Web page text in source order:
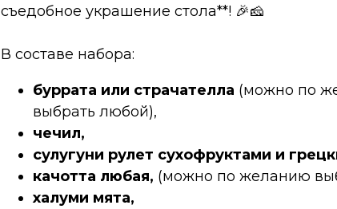
съедобное украшение стола**! 🎉🧀
В составе набора:
буррата или страчателла (можно по
выбрать любой),
чечил,
сулугуни рулет сухофруктами и
качотта любая, (можно по желанию
халуми мята,